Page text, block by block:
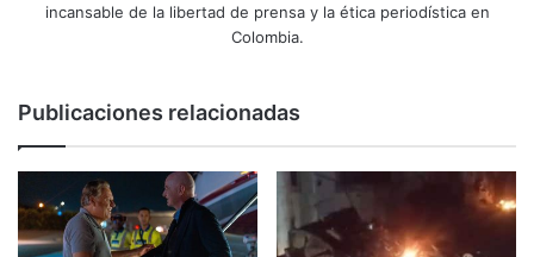
incansable de la libertad de prensa y la ética periodística en
Colombia.
Publicaciones relacionadas